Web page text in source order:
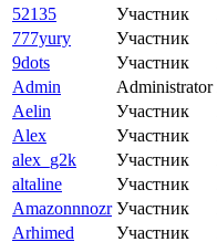
52135
Участник
777yury
Участник
9dots
Участник
Admin
Administrator
Aelin
Участник
Alex
Участник
alex_g2k
Участник
altaline
Участник
Amazonnnozr Участник
Arhimed
Участник